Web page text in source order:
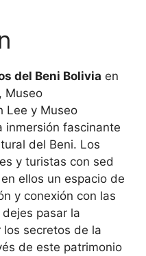
del Beni Bolivia en
Museo
Lee y Museo
fascinante
del Beni. Los
y turistas con sed
ellos un espacio de
y conexión con las
pasar la
secretos de la
de este patrimonio